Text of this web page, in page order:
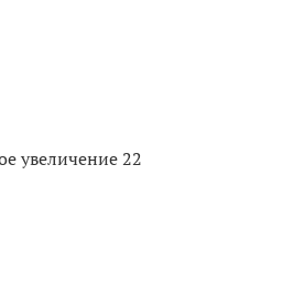
увеличение 22